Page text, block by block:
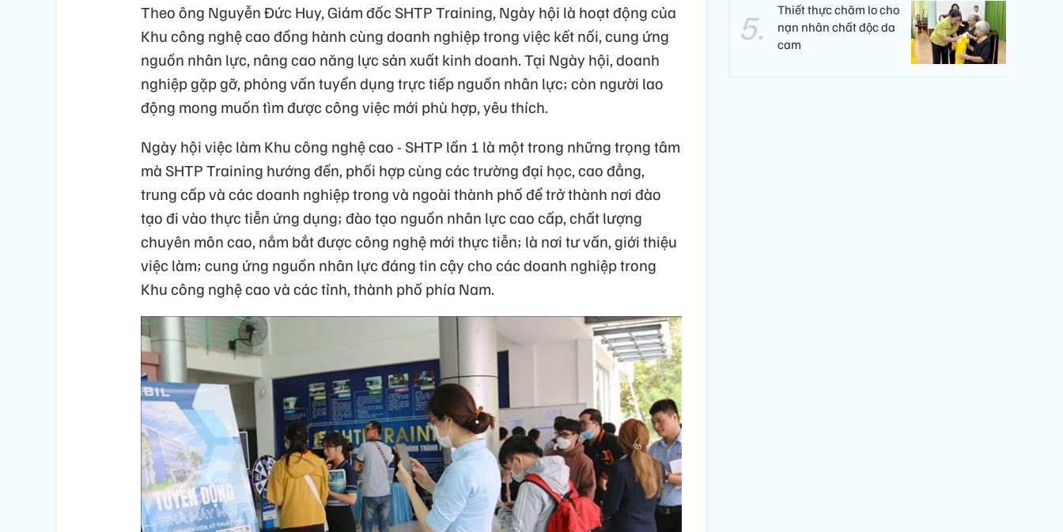
Theo ông Nguyễn Đức Huy, Giám đốc SHTP Training, Ngày hội là hoạt động của
Khu công nghệ cao đồng hành cùng doanh nghiệp trong việc kết nối, cung ứng
nguồn nhân lực, nâng cao năng lực sản xuất kinh doanh. Tại Ngày hội, doanh
nghiệp gặp gỡ, phỏng vấn tuyển dụng trực tiếp nguồn nhân lực; còn người lao
động mong muốn tìm được công việc mới phù hợp, yêu thích.
Ngày hội việc làm Khu công nghệ cao - SHTP lần 1 là một trong những trọng tâm
mà SHTP Training hướng đến, phối hợp cùng các trường đại học, cao đẳng,
trung cấp và các doanh nghiệp trong và ngoài thành phố để trở thành nơi đào
tạo đi vào thực tiễn ứng dụng; đào tạo nguồn nhân lực cao cấp, chất lượng
chuyên môn cao, nắm bắt được công nghệ mới thực tiễn; là nơi tư vấn, giới thiệu
việc làm; cung ứng nguồn nhân lực đáng tin cậy cho các doanh nghiệp trong
Khu công nghệ cao và các tỉnh, thành phố phía Nam.
Thiết thực chăm lo cho
nạn nhân chất độc da
cam